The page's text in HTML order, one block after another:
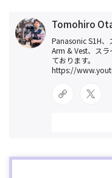
Tomohiro
Panasonic S1H、
Arm & Vest、ス
ております。
https://